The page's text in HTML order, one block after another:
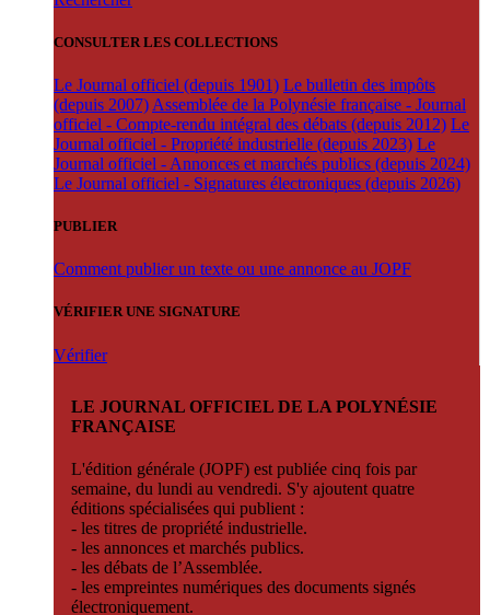
CONSULTER LES COLLECTIONS
Le Journal officiel (depuis 1901) Le bulletin des impôts
(depuis 2007) Assemblée de la Polynésie française - Journal
officiel - Compte-rendu intégral des débats (depuis 2012) Le
Journal officiel - Propriété industrielle (depuis 2023) Le
Journal officiel - Annonces et marchés publics (depuis 2024)
Le Journal officiel - Signatures électroniques (depuis 2026)
PUBLIER
Comment publier un texte ou une annonce au JOPF
VÉRIFIER UNE SIGNATURE
Vérifier
LE JOURNAL OFFICIEL DE LA POLYNÉSIE
FRANÇAISE
L'édition générale (JOPF) est publiée cinq fois par
semaine, du lundi au vendredi. S'y ajoutent quatre
éditions spécialisées qui publient :
- les titres de propriété industrielle.
- les annonces et marchés publics.
- les débats de l’Assemblée.
- les empreintes numériques des documents signés
électroniquement.